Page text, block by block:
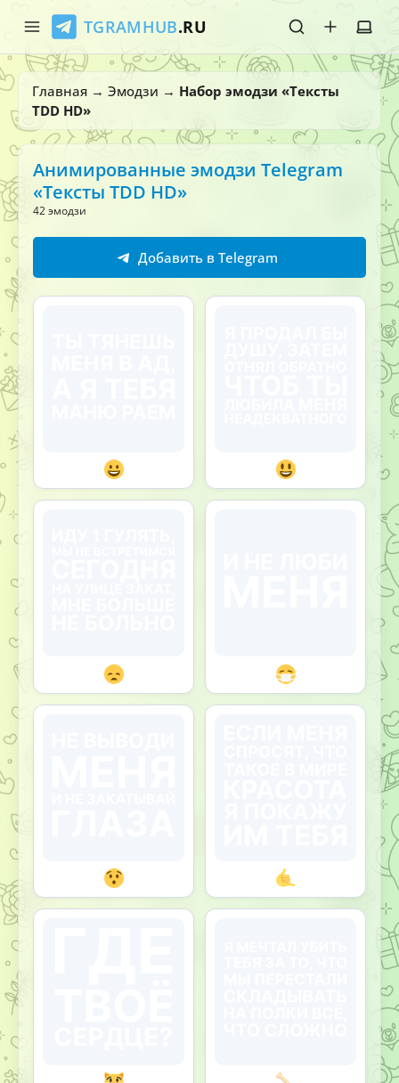
TGRAMHUB.RU
Главная
Стикеры
Боты
О нас
Главная → Эмодзи → Набор эмодзи «Тексты
TDD HD»
Анимированные эмодзи Telegram
«Тексты TDD HD»
42 эмодзи
Добавить в Telegram